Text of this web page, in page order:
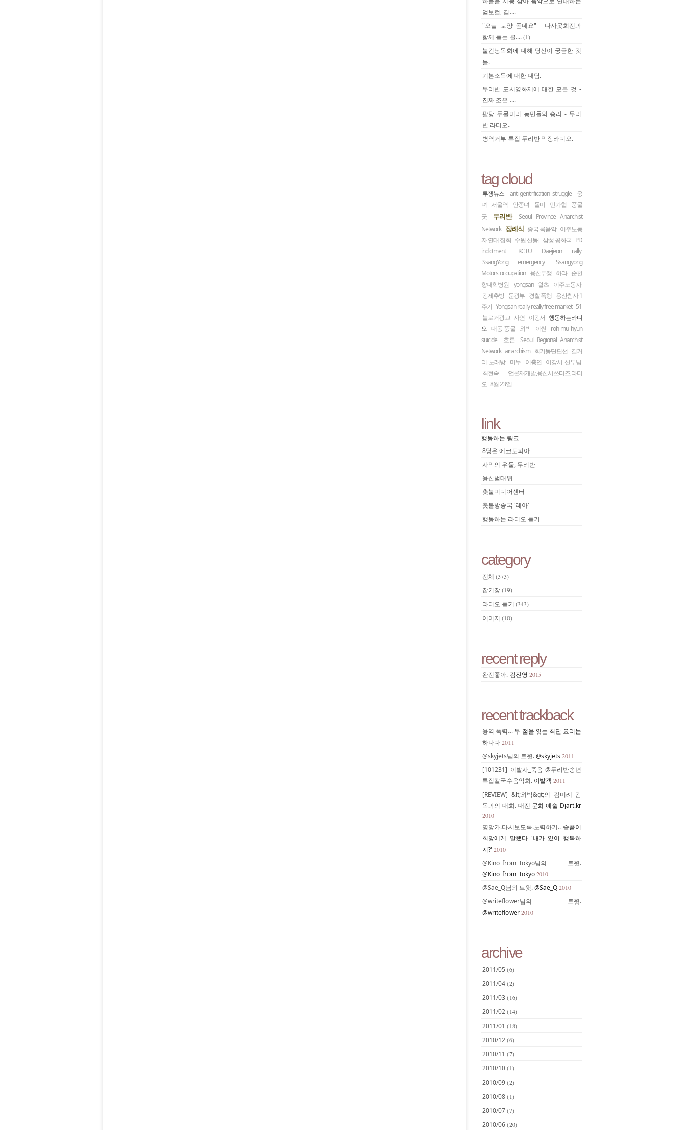
엄보컬, 김....
"오늘 교양 돋네요" - 나사못회전과
함께 듣는 클....(1)
불킨낭독회에 대해 당신이 궁금한 것
들.
기본소득에 대한 대담.
두리반 도시영화제에 대한 모든 것 -
진짜 조은 ....
팔당 두물머리 농민들의 승리 - 두리
반 라디오.
병역거부 특집 두리반 막장라디오.
tag cloud
투쟁뉴스 anti-gentrification struggle
웅
녀
서울역 안종녀 돌미 민가협
풍물
굿
두리반
Seoul Province Anarchist
Network 장례식 중국 록음악 이주노동
자 연대 집회 수원 신동] 삼성 공화국 PD
indictment
KCTU Daejeon rally
SsangYong emergency
Ssangyong
Motors occupation 용산투쟁 하라 순천
향대학병원 yongsan 왈츠 이주노동자
강제추방 문광부 경찰 폭행 용산참사 1
주기 Yongsan really really free market 51
블로거광고 사연 이강서 행동하는라디
오 대동 풍물 외박 이씬
roh mu hyun
suicide
흐른
Seoul Regional Anarchist
Network anarchism 회기동단편선 길거
리 노래방 미누 이충연 이강서 신부님
최현숙
언론재개발,용산시쓰터즈,라디
오 8월 23일
link
행동하는 링크
8당은 에코토피아
사막의 우물, 두리반
용산범대위
촛불미디어센터
촛불방송국 '레아'
행동하는 라디오 듣기
category
전체 (373)
잡기장(19)
라디오 듣기 (343)
이미지 (10)
recent reply
완전좋아. 김진영 2015
recent trackback
용역 폭력... 두 점을 잇는 최단 요리는
하나다2011
@skyjets님의 트윗.@skyjets 2011
[101231] 이발사_죽음 @두리반송년
특집칼국수음악회. 이발객 2011
[REVIEW] &lt;외박&gt;의 김미례 감
독과의 대화. 대전 문화 예술 Djart.kr
2010
명망가.다시보도록.노력하기.. 슬픔이
희망에게 말했다 '내가 있어 행복하
지?' 2010
@Kino_from_Tokyo님의 트윗.
@Kino_from_Tokyo2010
@Sae_Q님의 트윗.@Sae_Q2010
@writeflower님의 트윗.
@writeflower2010
archive
2011/05 (6)
2011/04(2)
2011/03(16)
2011/02(14)
2011/01 (18)
2010/12(6)
2010/11 (7)
2010/10(1)
2010/09(2)
2010/08(1)
2010/07(7)
2010/06(20)